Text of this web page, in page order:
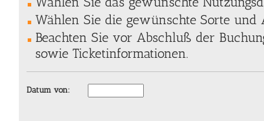
Wählen Sie die gewünschte Sorte und
Beachten Sie vor Abschluß der
sowie Ticketinformationen.
Datum von: